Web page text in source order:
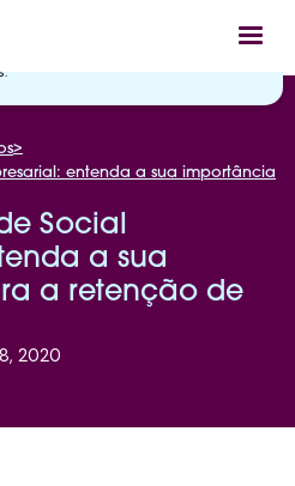
semelhantes de acordo
>
entenda a sua importância
Social
a sua
a retenção de
2020